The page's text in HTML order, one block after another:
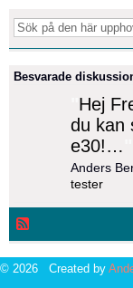
Besvarade
Hej
du kan
e30!…
Anders
tester
© 2026 Created by